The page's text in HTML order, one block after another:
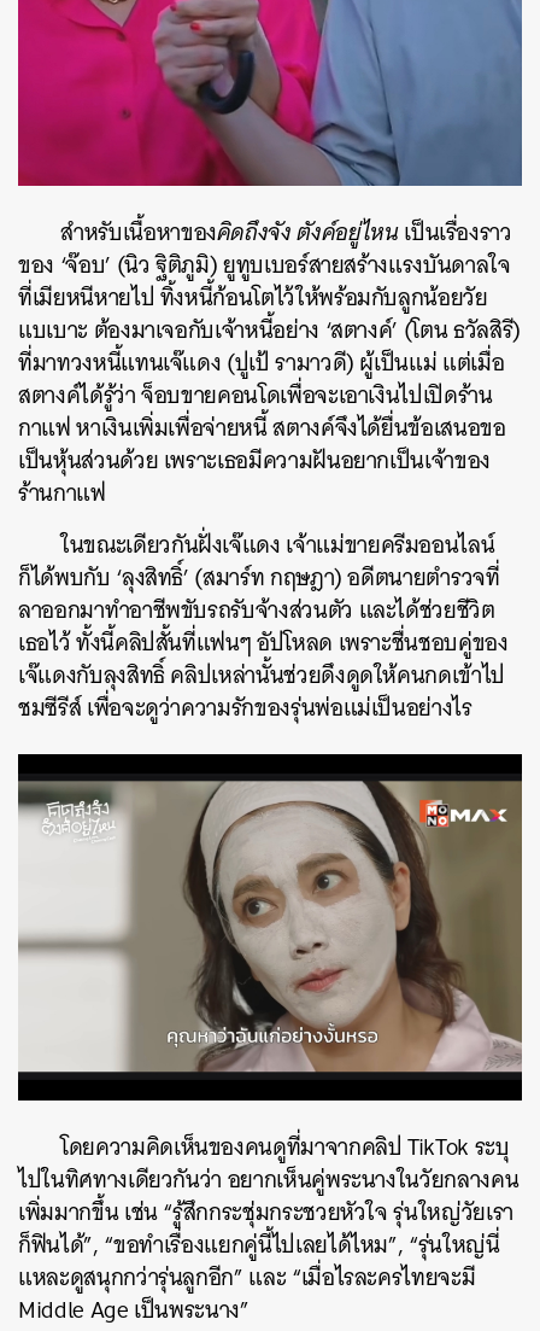
สำหรับเนื้อหาของคิดถึงจัง ตังค์อยู่ไหนเป็นเรื่องราว
ของ ‘จ๊อบ’ (นิว ฐิติภูมิ) ยูทูบเบอร์สายสร้างแรงบันดาลใจ
ที่เมียหนีหายไป ทิ้งหนี้ก้อนโตไว้ให้พร้อมกับลูกน้อยวัย
แบเบาะ ต้องมาเจอกับเจ้าหนี้อย่าง ‘สตางค์’ (โตน ธวัลสิรี)
ที่มาทวงหนี้แทนเจ๊แดง (ปูเป้ รามาวดี) ผู้เป็นแม่ แต่เมื่อ
สตางค์ได้รู้ว่า จ็อบขายคอนโดเพื่อจะเอาเงินไปเปิดร้าน
กาแฟ หาเงินเพิ่มเพื่อจ่ายหนี้ สตางค์จึงได้ยื่นข้อเสนอขอ
เป็นหุ้นส่วนด้วย เพราะเธอมีความฝันอยากเป็นเจ้าของ
ร้านกาแฟ
ในขณะเดียวกันฝั่งเจ๊แดง เจ้าแม่ขายครีมออนไลน์
ก็ได้พบกับ ‘ลุงสิทธิ์’ (สมาร์ท กฤษฎา) อดีตนายตำรวจที่
ลาออกมาทำอาชีพขับรถรับจ้างส่วนตัว และได้ช่วยชีวิต
เธอไว้ ทั้งนี้คลิปสั้นที่แฟนๆ อัปโหลด เพราะชื่นชอบคู่ของ
เจ๊แดงกับลุงสิทธิ์ คลิปเหล่านั้นช่วยดึงดูดให้คนกดเข้าไป
ชมซีรีส์ เพื่อจะดูว่าความรักของรุ่นพ่อแม่เป็นอย่างไร
โดยความคิดเห็นของคนดูที่มาจากคลิป TikTok ระบุ
ไปในทิศทางเดียวกันว่า อยากเห็นคู่พระนางในวัยกลางคน
เพิ่มมากขึ้น เช่น “รู้สึกกระชุ่มกระชวยหัวใจ รุ่นใหญ่วัยเรา
ก็ฟินได้”, “ขอทำเรื่องแยกคู่นี้ไปเลยได้ไหม”, “รุ่นใหญ่นี่
แหละดูสนุกกว่ารุ่นลูกอีก” และ “เมื่อไรละครไทยจะมี
Middle Age เป็นพระนาง”